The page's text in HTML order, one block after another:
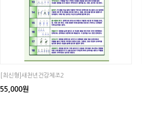
[최신형]새천년건강체조2
55,000원